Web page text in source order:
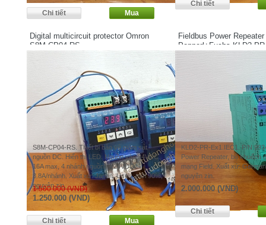
Digital multicircuit protector Omron
S8M-CP04-RS
S8M-CP04-RS. Thiết bị bảo vệ giám sát
nguồn DC. Hiển thị LED. Nguồn vào 24VDC
16A max, 4 nhánh nguồn ra 24VDC
3.8A/nhánh. Xuất xứ: Japan. Used, mới 90%,
nguyên zin.
1.500.000 (VND)
1.250.000 (VND)
Fieldbus Power Repeater
Pepperl+Fuchs KLD2-
KLD2-PR-Ex1.IEC1. P/N
Power Repeater, bộ khuếch
mạng Field. Xuất xứ:
nguyên zin.
2.000.000 (VND)